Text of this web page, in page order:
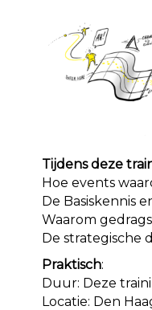
Tijdens deze
Hoe events
De Basiskennis
Waarom
De strategische
Praktisch:
Duur: Deze
Locatie: Den